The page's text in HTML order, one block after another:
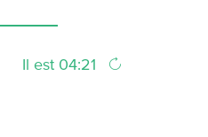
Il est 04:21